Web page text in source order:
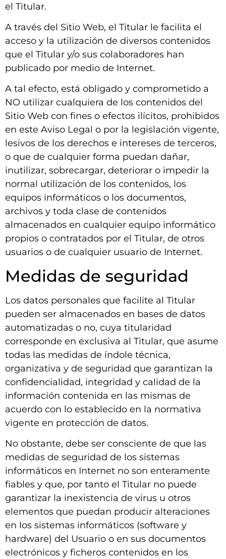
el Titular.
A través del Sitio Web, el Titular le facilita el
acceso y la utilización de diversos contenidos
que el Titular y/o sus colaboradores han
publicado por medio de Internet.
A tal efecto, está obligado y comprometido a
NO utilizar cualquiera de los contenidos del
Sitio Web con fines o efectos ilícitos, prohibidos
en este Aviso Legal o por la legislación vigente,
lesivos de los derechos e intereses de terceros,
o que de cualquier forma puedan dañar,
inutilizar, sobrecargar, deteriorar o impedir la
normal utilización de los contenidos, los
equipos informáticos o los documentos,
archivos y toda clase de contenidos
almacenados en cualquier equipo informático
propios o contratados por el Titular, de otros
usuarios o de cualquier usuario de Internet.
Medidas de seguridad
Los datos personales que facilite al Titular
pueden ser almacenados en bases de datos
automatizadas o no, cuya titularidad
corresponde en exclusiva al Titular, que asume
todas las medidas de índole técnica,
organizativa y de seguridad que garantizan la
confidencialidad, integridad y calidad de la
información contenida en las mismas de
acuerdo con lo establecido en la normativa
vigente en protección de datos.
No obstante, debe ser consciente de que las
medidas de seguridad de los sistemas
informáticos en Internet no son enteramente
fiables y que, por tanto el Titular no puede
garantizar la inexistencia de virus u otros
elementos que puedan producir alteraciones
en los sistemas informáticos (software y
hardware) del Usuario o en sus documentos
electrónicos y ficheros contenidos en los